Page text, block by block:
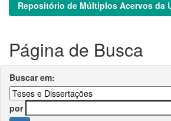
Repositório de Múltiplos Acervos da
Página de Busca
Buscar em:
por